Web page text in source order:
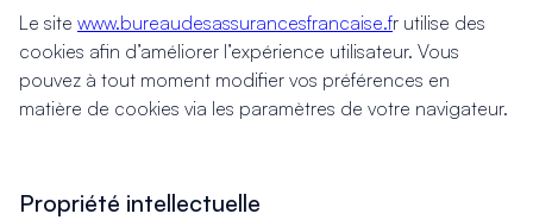
Le site www.bureaudesassurancesfrancaise.fr utilise des
cookies afin d’améliorer l’expérience utilisateur. Vous
pouvez à tout moment modifier vos préférences en
matière de cookies via les paramètres de votre navigateur.
Propriété intellectuelle